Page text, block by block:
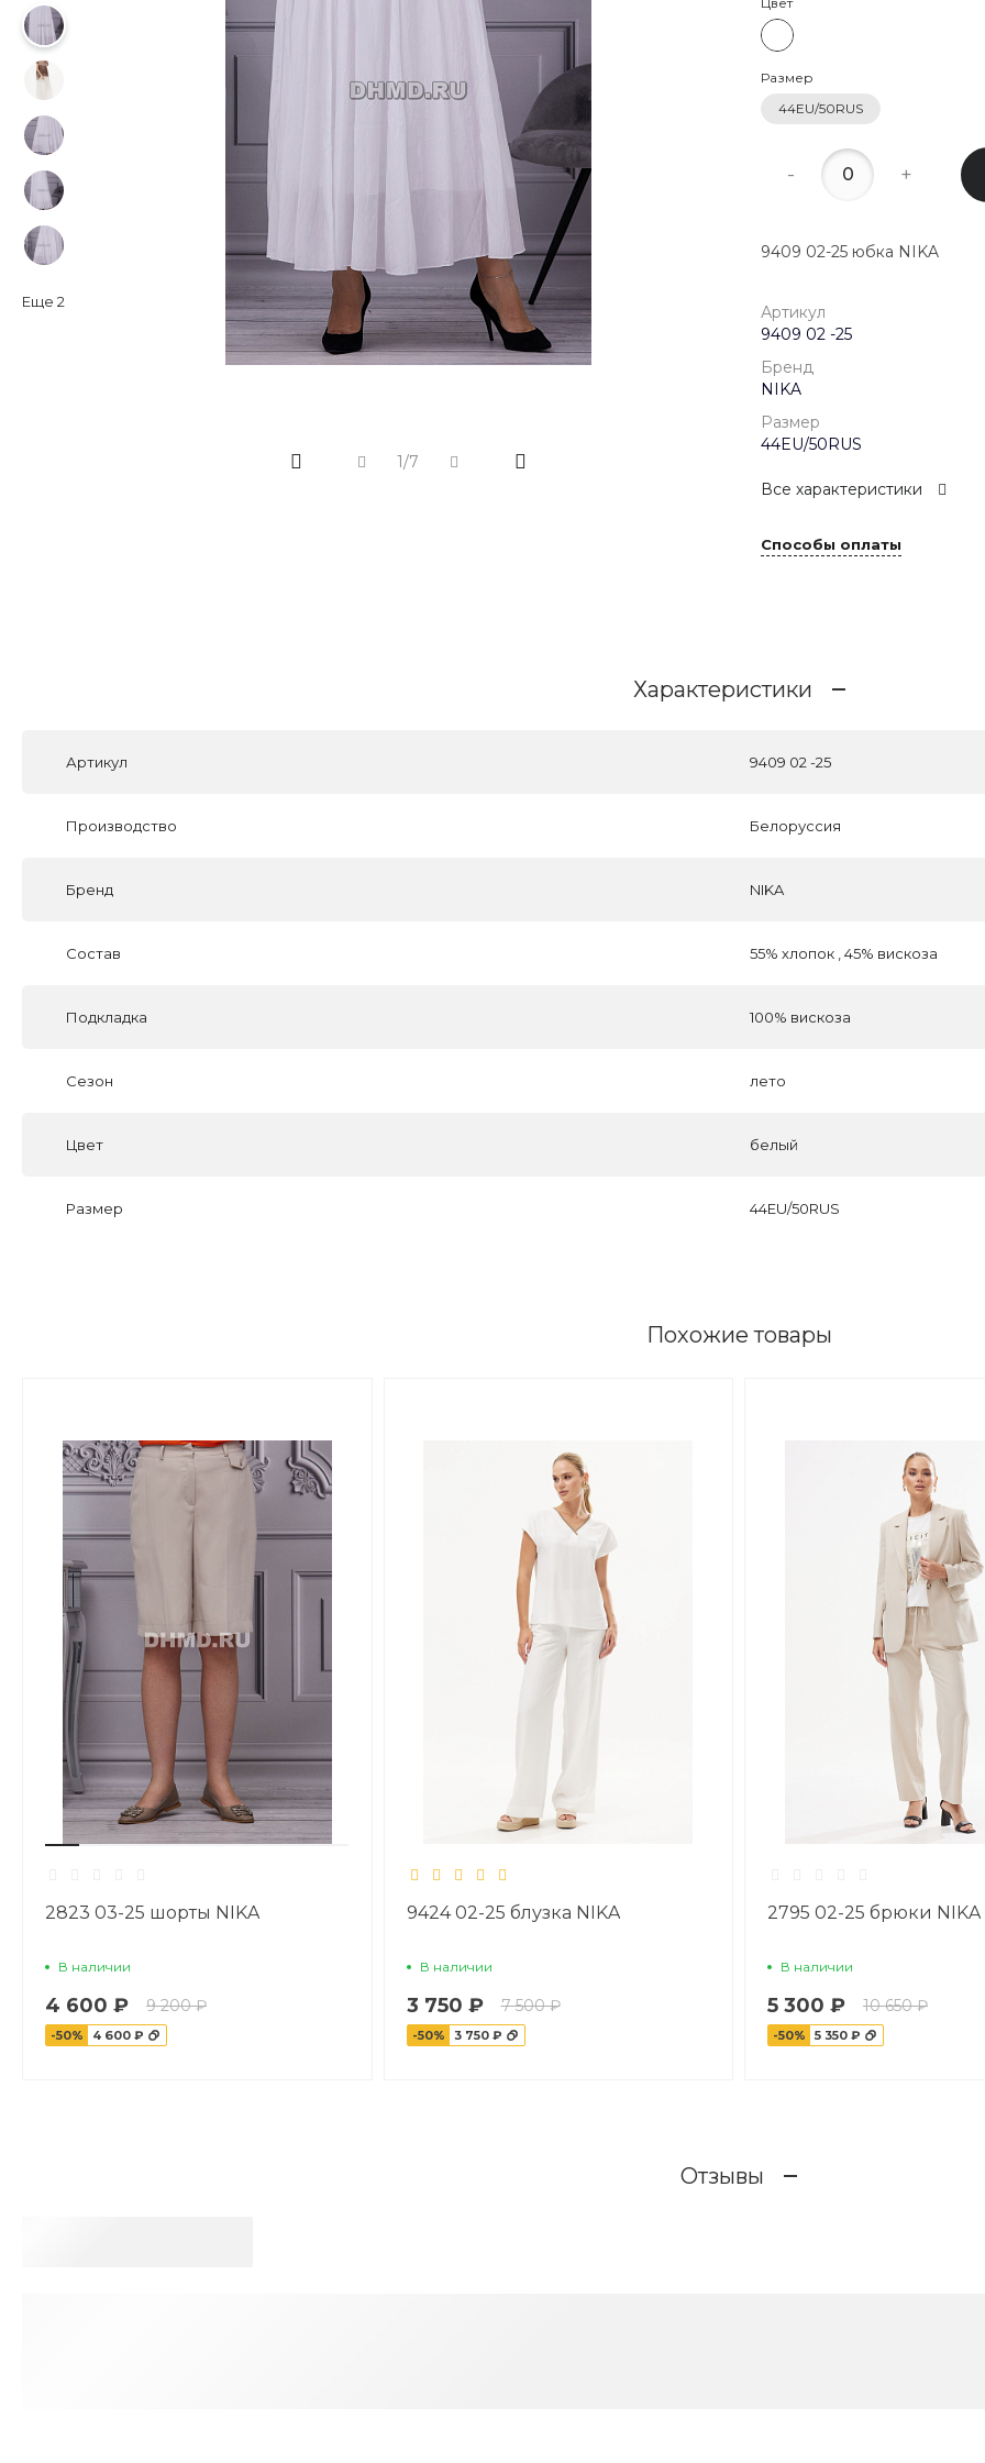
Сб-Вс
Еще 2
1/7
Размер
44EU/50RUS
- +
9409 02-25 юбка NIKA
Артикул
9409 02 -25
Бренд
NIKA
Размер
44EU/50RUS
Все характеристики
Способы оплаты
Характеристики
Артикул 9409 02 -25
Производство Белоруссия
Бренд NIKA
Состав 55% хлопок , 45% вискоза
Подкладка 100% вискоза
Сезон лето
Цвет белый
Размер 44EU/50RUS
Похожие товары
2823 03-25 шорты NIKA
В наличии
4 600 ₽ 9 200 ₽
-50% 4 600 ₽
9424 02-25 блузка NIKA
В наличии
3 750 ₽ 7 500 ₽
-50% 3 750 ₽
2795 02-25 брюки NIKA
В наличии
5 300 ₽ 10 650 ₽
-50% 5 350 ₽
Отзывы